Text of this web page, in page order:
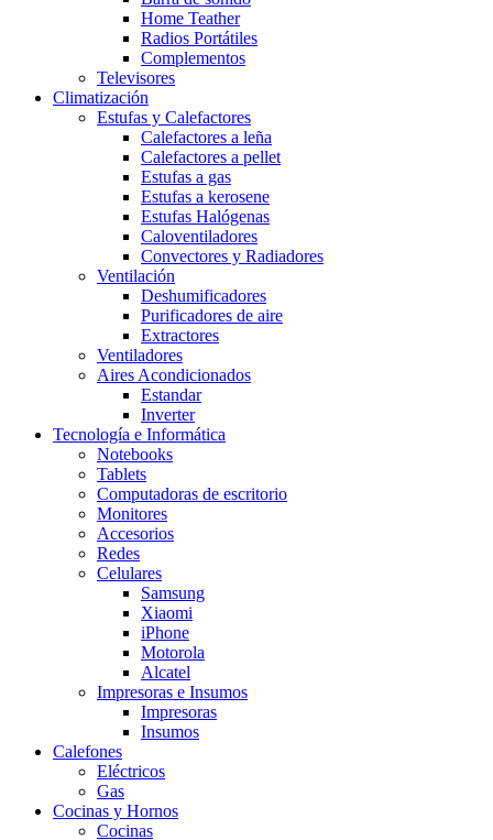
Home Teather
Radios Portátiles
Complementos
Televisores
Climatización
Estufas y Calefactores
Calefactores a leña
Calefactores a pellet
Estufas a gas
Estufas a kerosene
Estufas Halógenas
Caloventiladores
Convectores y Radiadores
Ventilación
Deshumificadores
Purificadores de aire
Extractores
Ventiladores
Aires Acondicionados
Estandar
Inverter
Tecnología e Informática
Notebooks
Tablets
Computadoras de escritorio
Monitores
Accesorios
Redes
Celulares
Samsung
Xiaomi
iPhone
Motorola
Alcatel
Impresoras e Insumos
Impresoras
Insumos
Calefones
Eléctricos
Gas
Cocinas y Hornos
Cocinas